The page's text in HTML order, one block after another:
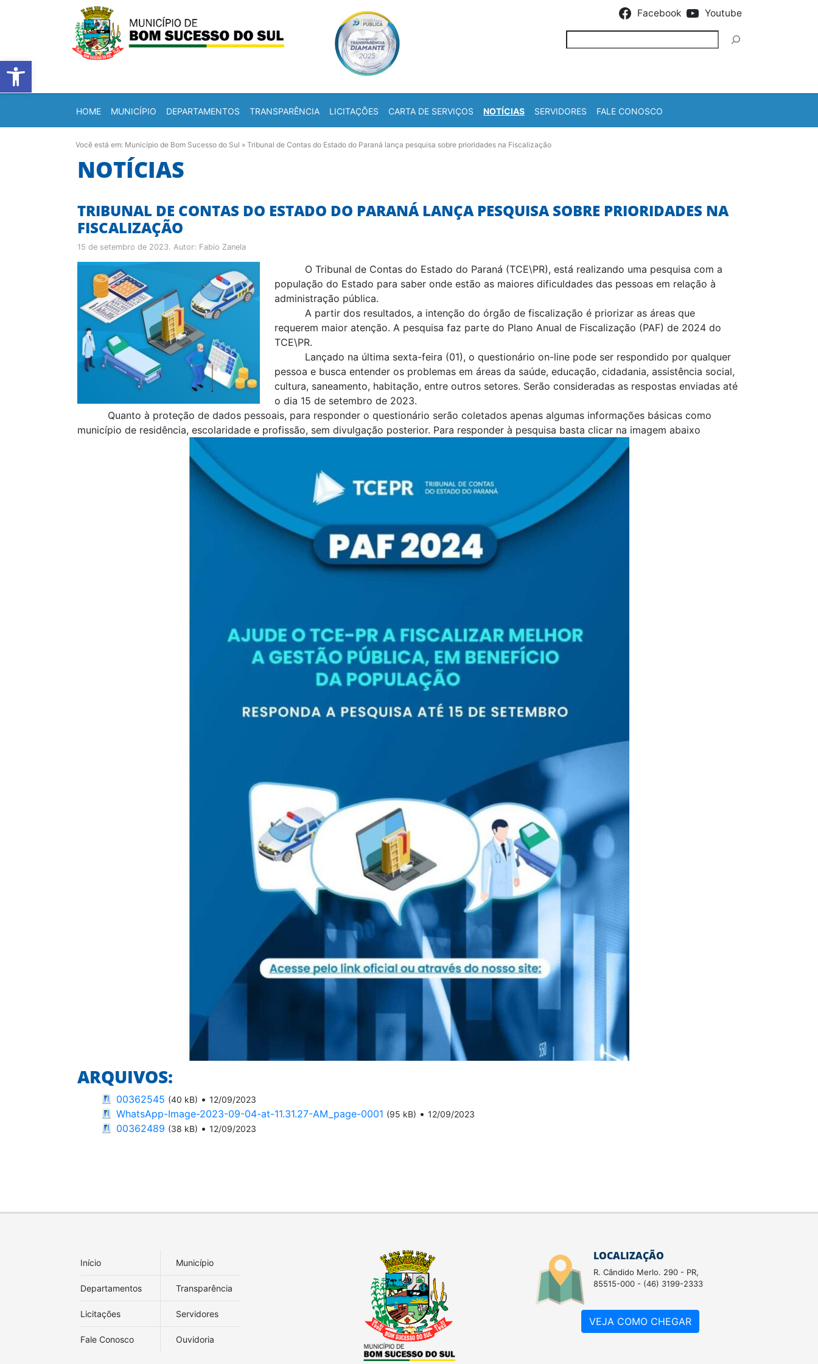
Barra de Ferramentas Aberta
Facebook Youtube
HOME MUNICÍPIO DEPARTAMENTOS TRANSPARÊNCIA LICITAÇÕES CARTA DE SERVIÇOS NOTÍCIAS SERVIDORES FALE CONOSCO
Você está em: Município de Bom Sucesso do Sul » Tribunal de Contas do Estado do Paraná lança pesquisa sobre prioridades na Fiscalização
NOTÍCIAS
TRIBUNAL DE CONTAS DO ESTADO DO PARANÁ LANÇA PESQUISA SOBRE PRIORIDADES NA
FISCALIZAÇÃO
15 de setembro de 2023. Autor: Fabio Zanela
O Tribunal de Contas do Estado do Paraná (TCE\PR), está realizando uma pesquisa com a
população do Estado para saber onde estão as maiores dificuldades das pessoas em relação à
administração pública.
A partir dos resultados, a intenção do órgão de fiscalização é priorizar as áreas que
requerem maior atenção. A pesquisa faz parte do Plano Anual de Fiscalização (PAF) de 2024 do
TCE\PR.
Lançado na última sexta-feira (01), o questionário on-line pode ser respondido por qualquer
pessoa e busca entender os problemas em áreas da saúde, educação, cidadania, assistência social,
cultura, saneamento, habitação, entre outros setores. Serão consideradas as respostas enviadas até
o dia 15 de setembro de 2023.
Quanto à proteção de dados pessoais, para responder o questionário serão coletados apenas algumas informações básicas como
município de residência, escolaridade e profissão, sem divulgação posterior. Para responder à pesquisa basta clicar na imagem abaixo
ARQUIVOS:
00362545 (40 kB) • 12/09/2023
WhatsApp-Image-2023-09-04-at-11.31.27-AM_page-0001 (95 kB) • 12/09/2023
00362489 (38 kB) • 12/09/2023
Início Município
Departamentos Transparência
Licitações Servidores
Fale Conosco Ouvidoria
LOCALIZAÇÃO
R. Cândido Merlo. 290 - PR,
85515-000 - (46) 3199-2333
VEJA COMO CHEGAR